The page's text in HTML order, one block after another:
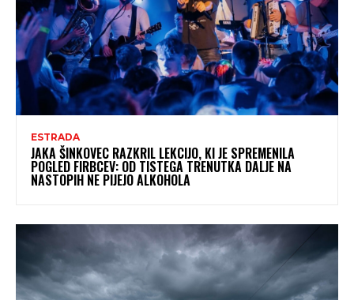
ESTRADA
JAKA ŠINKOVEC RAZKRIL LEKCIJO, KI JE SPREMENILA
POGLED FIRBCEV: OD TISTEGA TRENUTKA DALJE NA
NASTOPIH NE PIJEJO ALKOHOLA